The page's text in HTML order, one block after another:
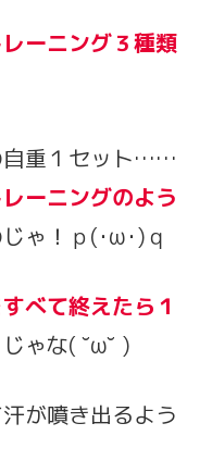
ーニング３種類
自重１セット……
ーニングのよう
ゃ！ｐ(･ω･)ｑ
べて終えたら１
ゃな( ˘ω˘ )
が噴き出るよう